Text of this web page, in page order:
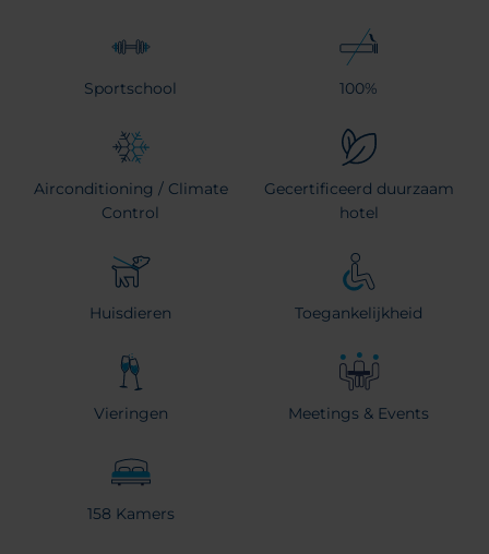
Sportschool 100%
Airconditioning / Climate
Control
Gecertificeerd duurzaam
hotel
Huisdieren Toegankelijkheid
Vieringen Meetings & Events
158 Kamers